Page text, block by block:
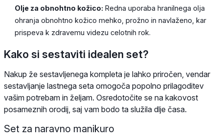
Olje za obnohtno kožico: Redna uporaba hranilnega olja
ohranja obnohtno kožico mehko, prožno in navlaženo, kar
prispeva k zdravemu videzu celotnih rok.
Kako si sestaviti idealen set?
Nakup že sestavljenega kompleta je lahko priročen, vendar
sestavljanje lastnega seta omogoča popolno prilagoditev
vašim potrebam in željam. Osredotočite se na kakovost
posameznih orodij, saj vam bodo ta služila dlje časa.
Set za naravno manikuro